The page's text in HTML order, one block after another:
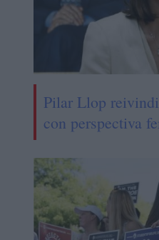
Pilar Llop
con perspectiva